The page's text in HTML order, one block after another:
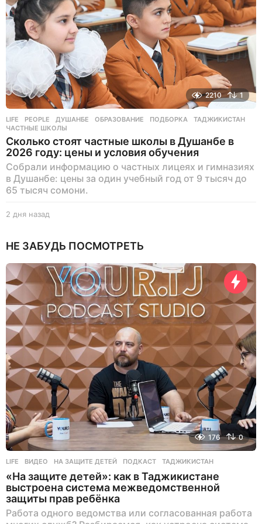
2210 1
LIFE ,PEOPLE ДУШАНБЕ ,ОБРАЗОВАНИЕ ,ПОДБОРКА ,ТАДЖИКИСТАН
ЧАСТНЫЕ ШКОЛЫ
Сколько стоят частные школы в Душанбе в
2026 году: цены и условия обучения
Собрали информацию о частных лицеях и гимназиях
в Душанбе: цены за один учебный год от 9 тысяч до
65 тысяч сомони.
2 дня назад
я
а
з
д
НЕ ЗАБУДЬ ПОСМОТРЕТЬ
176 0
LIFE ВИДЕО ,НА ЗАЩИТЕ ДЕТЕЙ ,ПОДКАСТ ,ТАДЖИКИСТАН
«На защите детей»: как в Таджикистане
выстроена система межведомственной
защиты прав ребёнка
Работа одного ведомства или согласованная работа